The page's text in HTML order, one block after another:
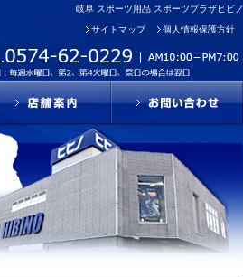
岐阜 スポーツ用品 スポーツプラザヒビノ
サイトマップ 個人情報保護方針